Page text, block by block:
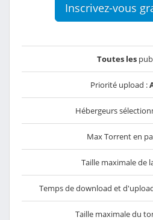
Inscrivez-vous
Toutes les
Priorité upload :
Hébergeurs
Max Torrent en
Taille maximale de
Temps de download et
Taille maximale du